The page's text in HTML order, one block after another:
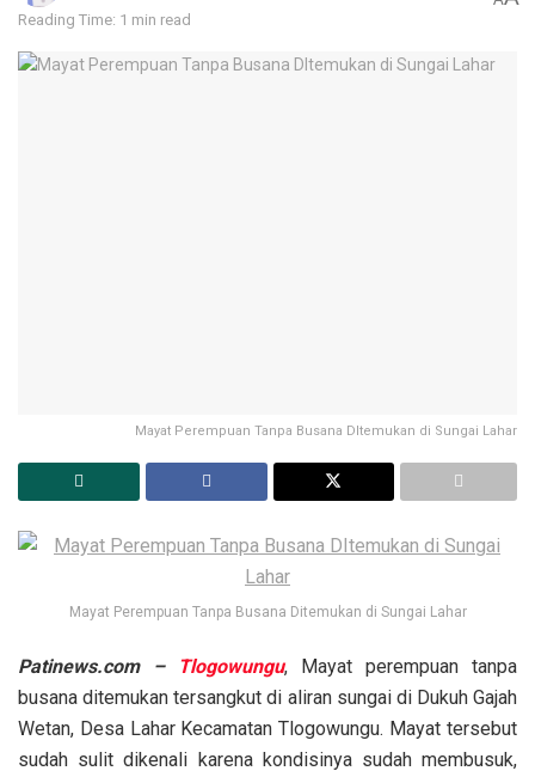
Reading Time: 1 min read
Mayat Perempuan Tanpa Busana DItemukan di Sungai Lahar
Mayat Perempuan Tanpa Busana Ditemukan di Sungai Lahar
Patinews.com – Tlogowungu, Mayat perempuan tanpa
busana ditemukan tersangkut di aliran sungai di Dukuh Gajah
Wetan, Desa Lahar Kecamatan Tlogowungu. Mayat tersebut
sudah sulit dikenali karena kondisinya sudah membusuk,